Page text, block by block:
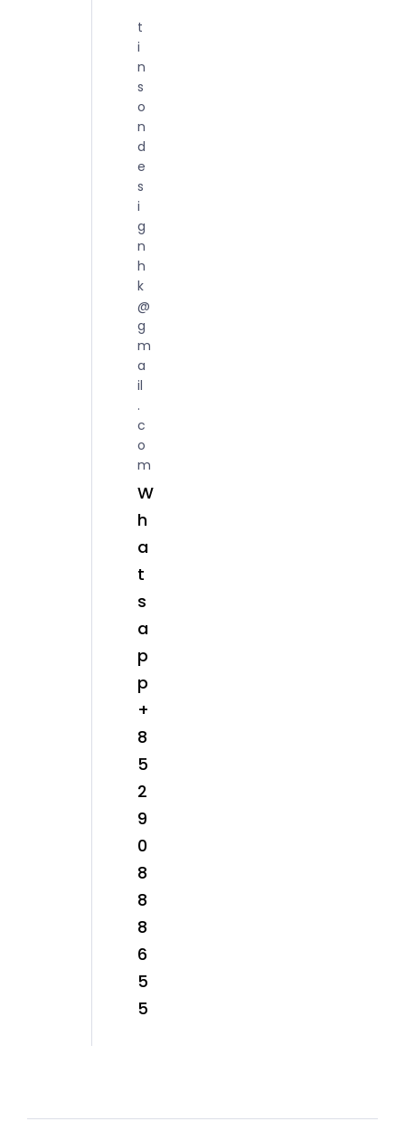
t
i
n
s
o
n
d
e
s
i
g
n
h
k
@
g
m
a
il
.
c
o
m
W
h
a
t
s
a
p
p
+
8
5
2
9
0
8
8
8
6
5
5